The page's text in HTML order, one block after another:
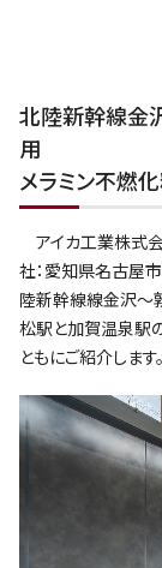
北陸新幹線金
用
メラミン不燃
アイカ工業株式
社：愛知県名古屋
陸新幹線線金沢～
松駅と加賀温泉駅
ともにご紹介します。